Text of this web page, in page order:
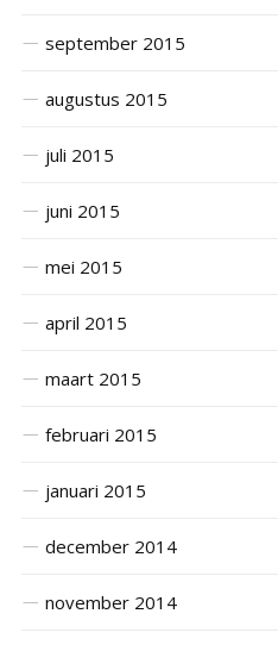
september 2015
augustus 2015
juli 2015
juni 2015
mei 2015
april 2015
maart 2015
februari 2015
januari 2015
december 2014
november 2014